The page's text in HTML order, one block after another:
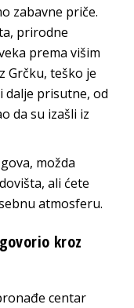
zabavne priče.
prirodne
prema višim
Grčku, teško je
dalje prisutne, od
da su izašli iz
možda
ali ćete
atmosferu.
kroz
centar